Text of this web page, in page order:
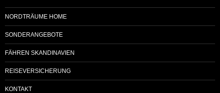
NORDTRÄUME HOME
SONDERANGEBOTE
FÄHREN SKANDINAVIEN
REISEVERSICHERUNG
KONTAKT